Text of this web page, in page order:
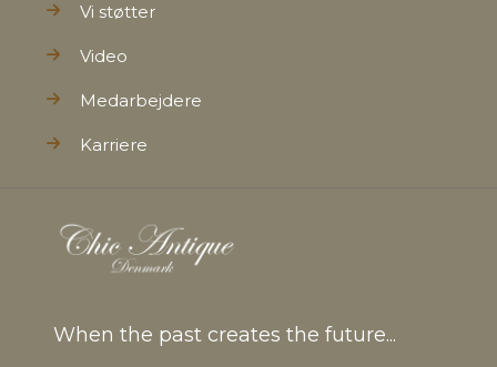
Vi støtter
Video
Medarbejdere
Karriere
When the past creates the future...